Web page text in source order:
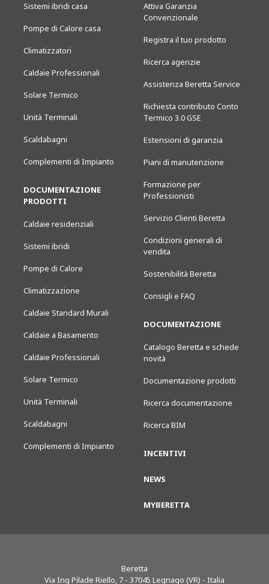
Sistemi ibridi casa
Pompe di Calore casa
Climatizzatori
Caldaie Professionali
Solare Termico
Unità Terminali
Scaldabagni
Complementi di Impianto
DOCUMENTAZIONE
PRODOTTI
Caldaie residenziali
Sistemi ibridi
Pompe di Calore
Climatizzazione
Caldaie Standard Murali
Caldaie a Basamento
Caldaie Professionali
Solare Termico
Unità Terminali
Scaldabagni
Complementi di Impianto
Attiva Garanzia
Convenzionale
Registra il tuo prodotto
Ricerca agenzie
Assistenza Beretta Service
Richiesta contributo Conto
Termico 3.0 GSE
Estensioni di garanzia
Piani di manutenzione
Formazione per
Professionisti
Servizio Clienti Beretta
Condizioni generali di
vendita
Sostenibilità Beretta
Consigli e FAQ
DOCUMENTAZIONE
Catalogo Beretta e schede
novità
Documentazione prodotti
Ricerca documentazione
Ricerca BIM
INCENTIVI
NEWS
MYBERETTA
Beretta
Via Ing Pilade Riello, 7 - 37045 Legnago (VR) - Italia